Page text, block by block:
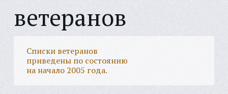
ветеранов
Списки ветеранов
приведены по состоянию
на начало 2005 года.